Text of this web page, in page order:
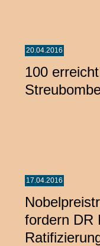
20.04.2016
100
17.04.2016
fordern DR